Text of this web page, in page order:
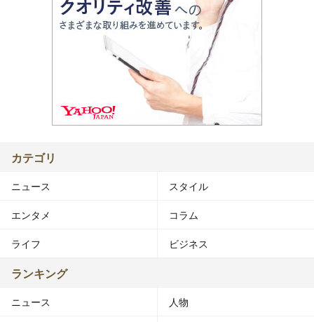
カテゴリ
ニュース スタイル
エンタメ コラム
ライフ ビジネス
ランキング
ニュース 人物